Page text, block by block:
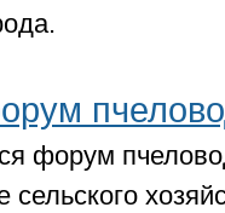
форум